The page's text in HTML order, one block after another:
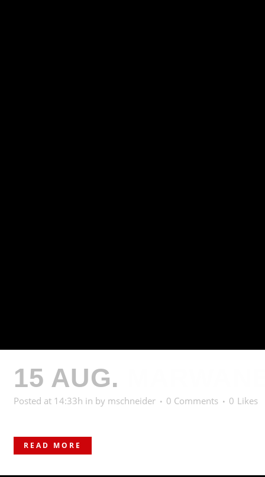
15 AUG.
Posted at 14:33h in by mschneider 0 Comments 0 Likes
READ MORE